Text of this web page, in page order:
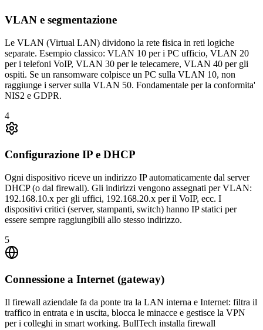
VLAN e segmentazione
Le VLAN (Virtual LAN) dividono la rete fisica in reti logiche
separate. Esempio classico: VLAN 10 per i PC ufficio, VLAN 20
per i telefoni VoIP, VLAN 30 per le telecamere, VLAN 40 per gli
ospiti. Se un ransomware colpisce un PC sulla VLAN 10, non
raggiunge i server sulla VLAN 50. Fondamentale per la conformita'
NIS2 e GDPR.
4
Configurazione IP e DHCP
Ogni dispositivo riceve un indirizzo IP automaticamente dal server
DHCP (o dal firewall). Gli indirizzi vengono assegnati per VLAN:
192.168.10.x per gli uffici, 192.168.20.x per il VoIP, ecc. I
dispositivi critici (server, stampanti, switch) hanno IP statici per
essere sempre raggiungibili allo stesso indirizzo.
5
Connessione a Internet (gateway)
Il firewall aziendale fa da ponte tra la LAN interna e Internet: filtra il
traffico in entrata e in uscita, blocca le minacce e gestisce la VPN
per i colleghi in smart working. BullTech installa firewall